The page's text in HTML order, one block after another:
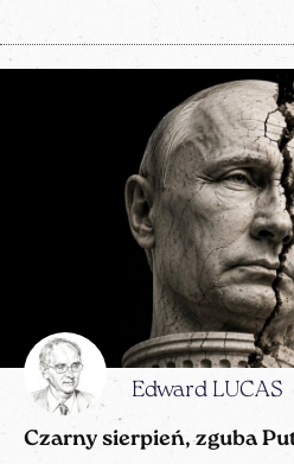
Edward LUCAS
Czarny sierpień, zguba